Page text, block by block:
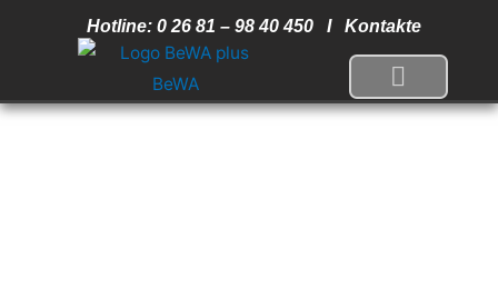
Hotline: 0 26 81 – 98 40 450 I Kontakte